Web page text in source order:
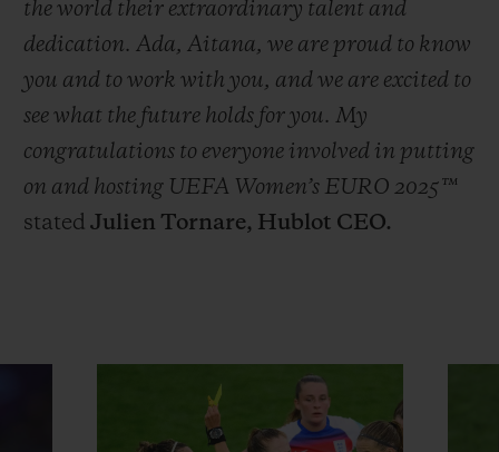
the world their extraordinary talent and
dedication. Ada, Aitana, we are proud to know
you and to work with you, and we are excited to
see what the future holds for you. My
congratulations to everyone involved in putting
on and hosting UEFA Women’s EURO 2025™
stated Julien Tornare, Hublot CEO.